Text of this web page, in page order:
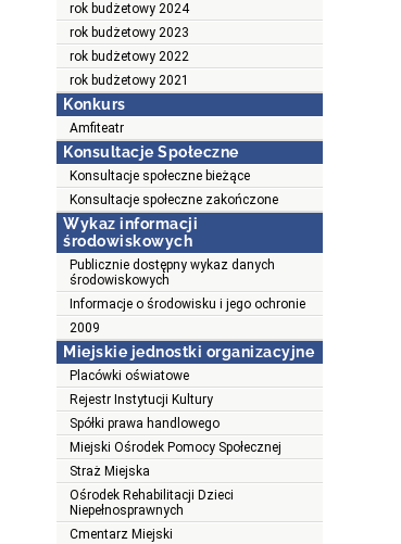
rok budżetowy 2024
rok budżetowy 2023
rok budżetowy 2022
rok budżetowy 2021
Konkurs
Amfiteatr
Konsultacje Społeczne
Konsultacje społeczne bieżące
Konsultacje społeczne zakończone
Wykaz informacji
środowiskowych
Publicznie dostępny wykaz danych
środowiskowych
Informacje o środowisku i jego ochronie
2009
Miejskie jednostki organizacyjne
Placówki oświatowe
Rejestr Instytucji Kultury
Spółki prawa handlowego
Miejski Ośrodek Pomocy Społecznej
Straż Miejska
Ośrodek Rehabilitacji Dzieci
Niepełnosprawnych
Cmentarz Miejski